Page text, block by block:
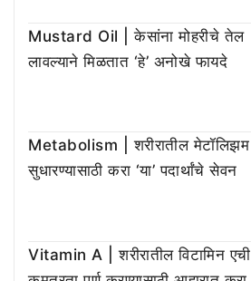
Mustard Oil | केसांना मोहरीचे तेल
लावल्याने मिळतात ‘हे’ अनोखे फायदे
Metabolism | शरीरातील मेटॉलिझम
सुधारण्यासाठी करा ‘या’ पदार्थांचे सेवन
Vitamin A | शरीरातील विटामिन एची